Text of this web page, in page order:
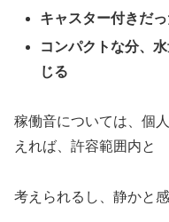
キャスター付きだ
コンパクトな分、
じる
稼働音については、個
えれば、許容範囲内と
考えられるし、静かと